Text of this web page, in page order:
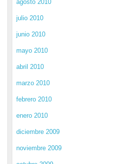
agosto 2010
julio 2010
junio 2010
mayo 2010
abril 2010
marzo 2010
febrero 2010
enero 2010
diciembre 2009
noviembre 2009